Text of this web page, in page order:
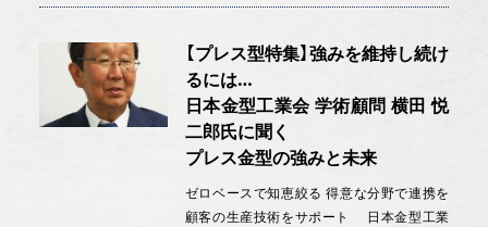
【プレス型特集】強みを維持し続け
るには…
日本金型工業会 学術顧問 横田 悦
二郎氏に聞く
プレス金型の強みと未来
ゼロベースで知恵絞る 得意な分野で連携を
顧客の生産技術をサポート 日本金型工業